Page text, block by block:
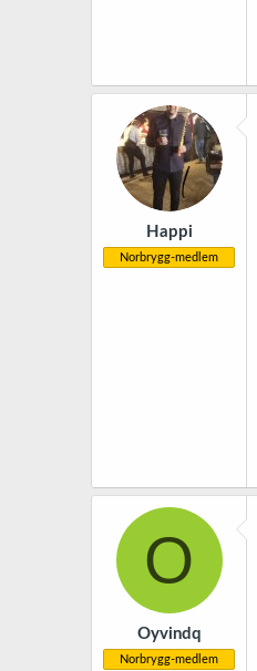
Happi
Norbrygg-medlem
O
Oyvindq
Norbrygg-medlem